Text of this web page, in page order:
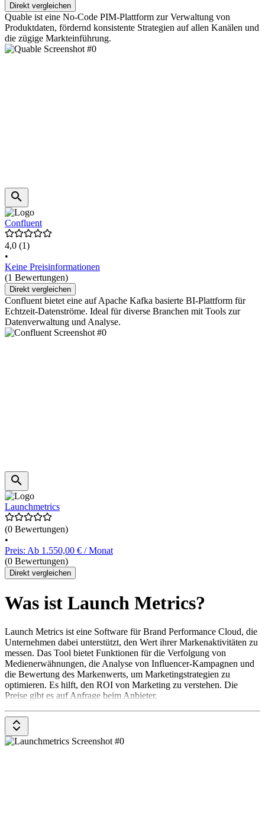
Direkt vergleichen
Quable ist eine No-Code PIM-Plattform zur Verwaltung von
Produktdaten, fördernd konsistente Strategien auf allen Kanälen und
die zügige Markteinführung.
Confluent
4,0 (1)
•
Keine Preisinformationen
(1 Bewertungen)
Direkt vergleichen
Confluent bietet eine auf Apache Kafka basierte BI-Plattform für
Echtzeit-Datenströme. Ideal für diverse Branchen mit Tools zur
Datenverwaltung und Analyse.
Launchmetrics
(0 Bewertungen)
•
Preis: Ab 1.550,00 € / Monat
(0 Bewertungen)
Direkt vergleichen
Was ist Launch Metrics?
Launch Metrics ist eine Software für Brand Performance Cloud, die
Unternehmen dabei unterstützt, den Wert ihrer Markenaktivitäten zu
messen. Das Tool bietet Funktionen für die Verfolgung von
Medienerwähnungen, die Analyse von Influencer-Kampagnen und
die Bewertung des Markenwerts, um Marketingstrategien zu
optimieren. Es hilft, den ROI von Marketing zu verstehen. Die
Preise gibt es auf Anfrage beim Anbieter.